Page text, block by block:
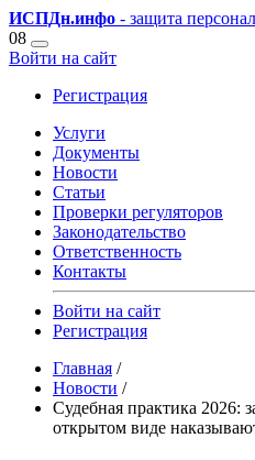
ИСПДн.инфо - защита
08
Войти на сайт
Регистрация
Услуги
Документы
Новости
Статьи
Проверки регуляторов
Законодательство
Ответственность
Контакты
Войти на сайт
Регистрация
Главная /
Новости /
Судебная практика 2026:
открытом виде